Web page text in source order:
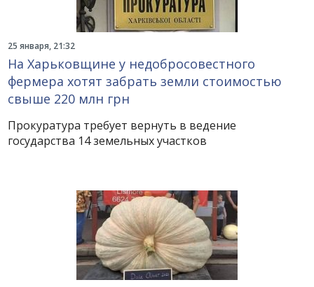
25 января, 21:32
На Харьковщине у недобросовестного
фермера хотят забрать земли стоимостью
свыше 220 млн грн
Прокуратура требует вернуть в ведение
государства 14 земельных участков